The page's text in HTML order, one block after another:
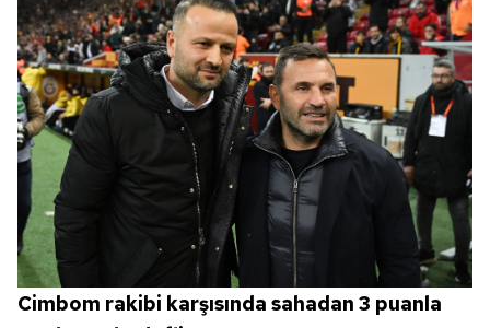
Cimbom rakibi karşısında sahadan 3 puanla